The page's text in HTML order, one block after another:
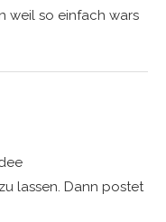
weil so einfach wars
lassen. Dann postet